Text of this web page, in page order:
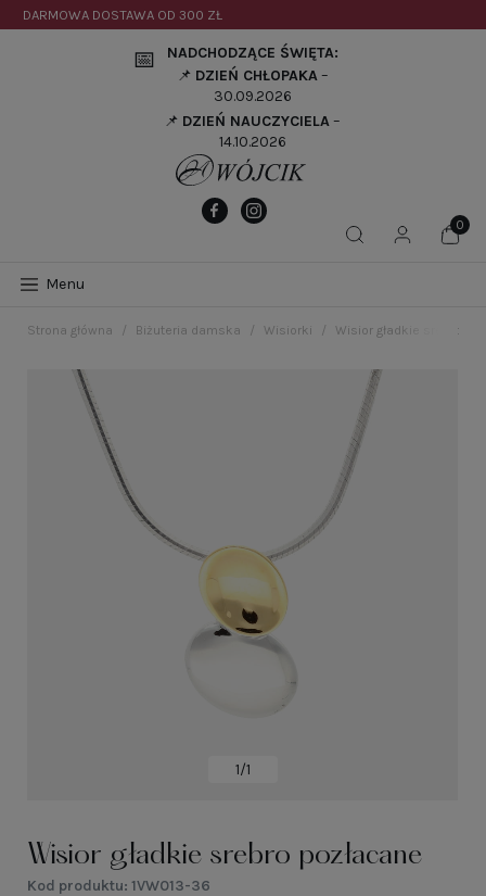
DARMOWA DOSTAWA OD 300 ZŁ
📅
NADCHODZĄCE ŚWIĘTA:
📌 DZIEŃ CHŁOPAKA–
30.09.2026
📌 DZIEŃ NAUCZYCIELA–
14.10.2026
Menu
Strona główna Biżuteria damska Wisiorki Wisior gładkie srebro
1/1
Wisior gładkie srebro pozłacane
Kod produktu: 1VW013-36